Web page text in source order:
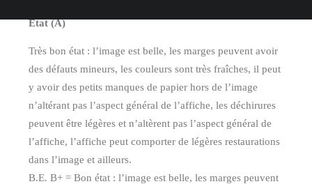
Etat (A)
Très bon état : l’image est belle, les marges peuvent avoir
des défauts mineurs, les couleurs sont très fraîches, il peut
y avoir des petits manques de papier hors de l’image
n’altérant pas l’aspect général de l’affiche, les déchirures
peuvent être légères et n’altèrent pas l’aspect général de
l’affiche, l’affiche peut comporter de légères restaurations
dans l’image et ailleurs.
B.E. B+ = Bon état : l’image est belle, les marges peuvent